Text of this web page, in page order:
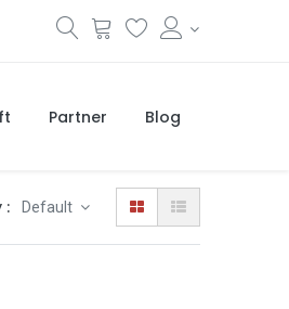
Partner Blog
: Default